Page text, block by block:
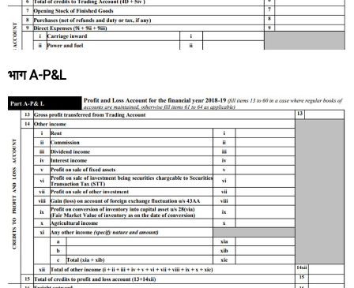
भाग A-P&L